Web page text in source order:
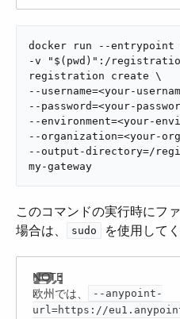
docker run --
-v "$(pwd)":/
registration create \
--username=<your-
--password=<your-
--environment=<your-
--organization=<your-
--output-directory=/
my-gateway
このコマンドの実行時にフ
場合は、​
sudo を使用して
欧州では、​
--anypoint-
url=https://